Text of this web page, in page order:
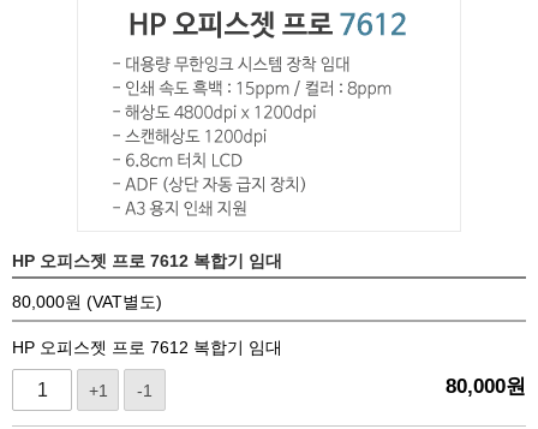
HP 오피스젯 프로 7612 복합기 임대
80,000원 (VAT별도)
HP 오피스젯 프로 7612 복합기 임대
+1 -1 80,000원